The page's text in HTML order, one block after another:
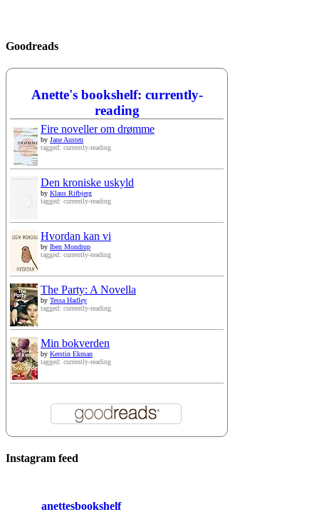
Goodreads
Anette's bookshelf: currently-
reading
Fire noveller om drømme
by Jane Austen
tagged: currently-reading
Den kroniske uskyld
by Klaus Rifbjerg
tagged: currently-reading
Hvordan kan vi
by Iben Mondrup
tagged: currently-reading
The Party: A Novella
by Tessa Hadley
tagged: currently-reading
Min bokverden
by Kerstin Ekman
tagged: currently-reading
Instagram feed
anettesbookshelf